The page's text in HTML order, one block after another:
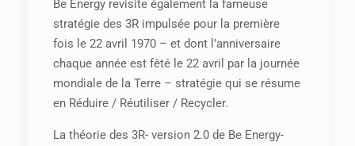
Be Energy revisite également la fameuse
stratégie des 3R impulsée pour la première
fois le 22 avril 1970 – et dont l’anniversaire
chaque année est fêté le 22 avril par la journée
mondiale de la Terre – stratégie qui se résume
en Réduire / Réutiliser / Recycler.
La théorie des 3R- version 2.0 de Be Energy-